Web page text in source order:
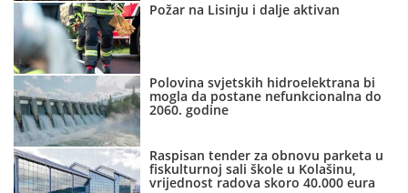
Požar na Lisinju i dalje aktivan
Polovina svjetskih hidroelektrana bi
mogla da postane nefunkcionalna do
2060. godine
Raspisan tender za obnovu parketa u
fiskulturnoj sali škole u Kolašinu,
vrijednost radova skoro 40.000 eura